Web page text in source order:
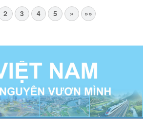
2 3 4 5 » »»